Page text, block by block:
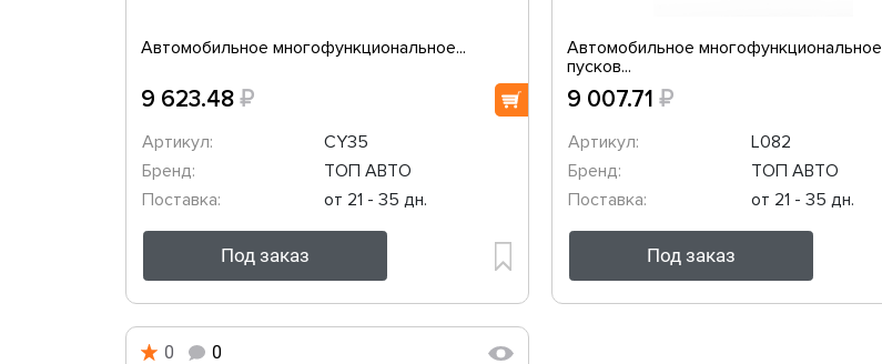
Автомобильное многофункциональное...
9 623.48 ₽
Артикул:
CY35
Бренд:
ТОП АВТО
Поставка:
от 21 - 35 дн.
Под заказ
Автомобильное многофункциональное
пусков...
9 007.71 ₽
Артикул:
L082
Бренд:
ТОП АВТО
Поставка:
от 21 - 35 дн.
Под заказ
0 0